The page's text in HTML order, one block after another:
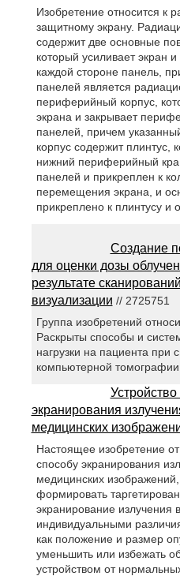
Изобретение относится к
защитному экрану.
содержит две основные
который усиливает экран
каждой стороне панель,
панелей является
периферийный корпус,
экрана и закрывает
панелей, причем
корпус содержит плинтус,
нижний периферийный
панелей и прикреплен к
перемещения экрана, и
прикреплено к плинтусу и
Создание
для оценки дозы
результате
визуализации // 2725751
Группа изобретений
Раскрыты способы и
нагрузки на пациента при
компьютерной томографии
экранирования
медицинских
Настоящее изобретение
способу экранирования
медицинских
формировать
экранирование излучения
индивидуальными
как положение и размер
уменьшить или избежать
устройством от